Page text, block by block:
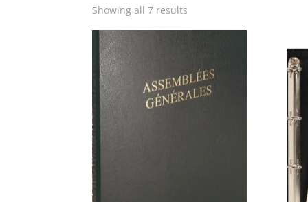
Showing all 7 results